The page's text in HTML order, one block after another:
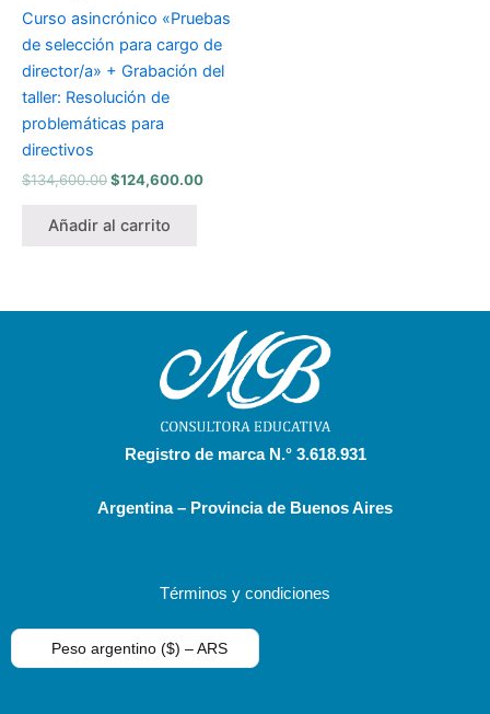
Curso asincrónico «Pruebas
de selección para cargo de
director/a» + Grabación del
taller: Resolución de
problemáticas para
directivos
$134,600.00$124,600.00
Añadir al carrito
Registro de marca N.° 3.618.931
Argentina – Provincia de Buenos Aires
Términos y condiciones
Peso argentino ($) – ARS